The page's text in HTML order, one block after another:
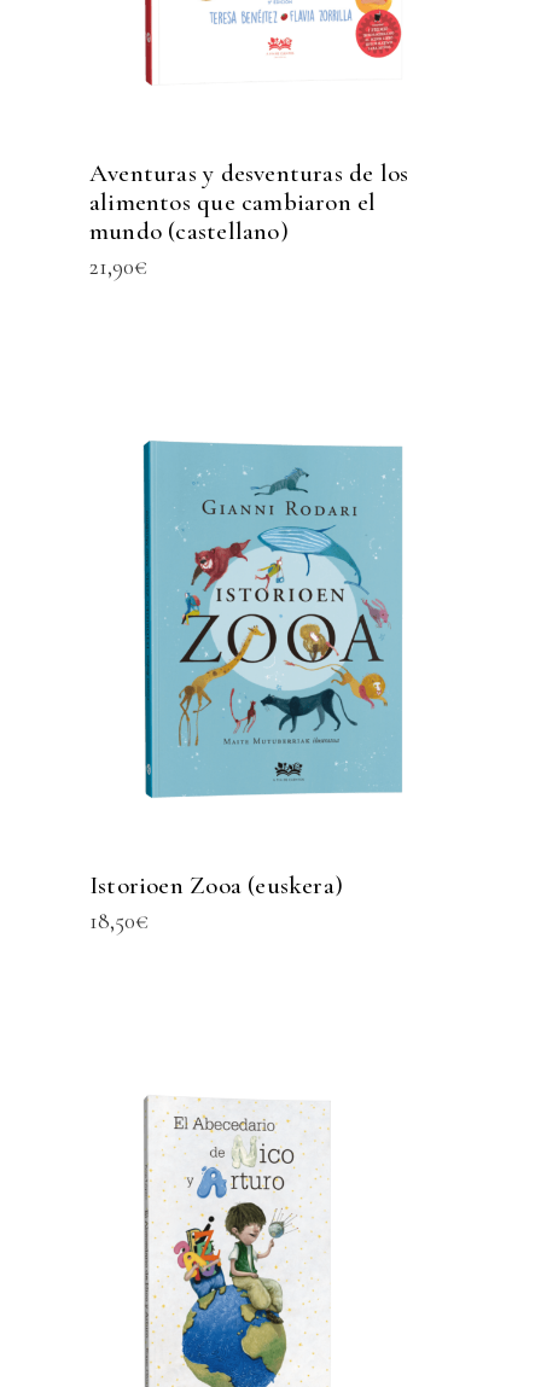
Aventuras y desventuras de los
alimentos que cambiaron el
mundo (castellano)
21,90€
Istorioen Zooa (euskera)
18,50€